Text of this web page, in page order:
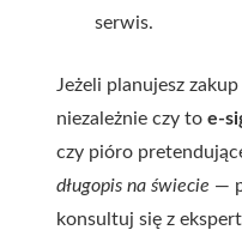
serwis.
Jeżeli planujesz
niezależnie czy to e-
czy pióro
długopis na świecie —
konsultuj się z